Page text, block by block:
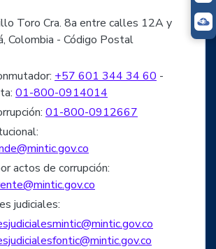
Toro Cra. 8a entre calles 12A y
Colombia - Código Postal
+57 601 344 34 60 -
01-800-0914014
01-800-0912667
actos de corrupción:
judiciales: